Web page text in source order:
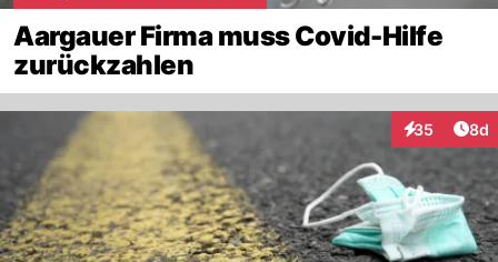
Aargauer Firma muss Covid-Hilfe
zurückzahlen
35
Interaktionen
8d